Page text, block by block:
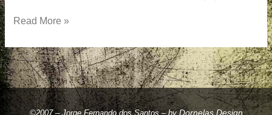
Read More »
©2007 – Jorge Fernando dos Santos – byDornelas Design